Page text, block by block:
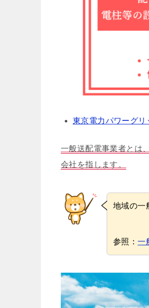
東京電力パワーグリ
一般送配電事業者とは
会社を指します。
地域の一
参照：一